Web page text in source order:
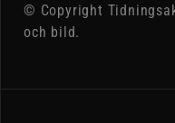
© Copyright
och bild.